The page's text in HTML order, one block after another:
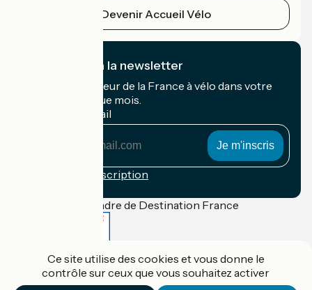
Devenir Accueil Vélo
Je m'abonne à la newsletter
Recevez le meilleur de la France à vélo dans votre
boîte mail chaque mois.
Mon adresse mail
Conditions d'inscription
Financé dans le cadre de Destination France
Accueil Vélo Pro
Contact
Ce site utilise des cookies et vous donne le
contrôle sur ceux que vous souhaitez activer